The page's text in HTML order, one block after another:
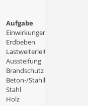
Aufgabe
Einwirkungen
Erdbeben
Lastweiterleitung
Aussteifung
Brandschutz
Beton-/Stahlbeton
Stahl
Holz